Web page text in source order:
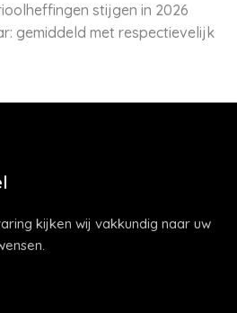
stijgen in 2026
gemiddeld met respectievelijk
kijken wij vakkundig naar uw